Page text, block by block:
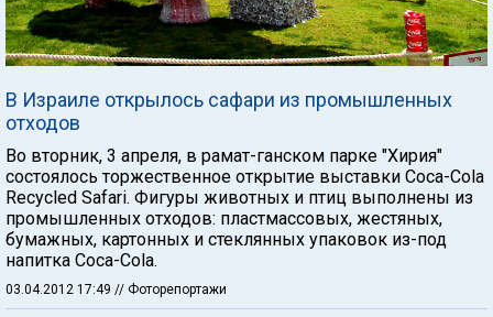
В Израиле открылось сафари из промышленных
отходов
Во вторник, 3 апреля, в рамат-ганском парке "Хирия"
состоялось торжественное открытие выставки Coca-Cola
Recycled Safari. Фигуры животных и птиц выполнены из
промышленных отходов: пластмассовых, жестяных,
бумажных, картонных и стеклянных упаковок из-под
напитка Coca-Cola.
03.04.2012 17:49 // Фоторепортажи